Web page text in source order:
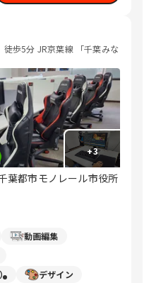
歩5分 JR京葉線 「千葉みな
+3
都市モノレール市役所
動画編集
デザイン